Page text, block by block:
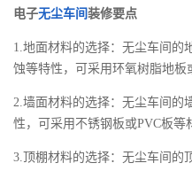
电子无尘车间装修要点
1.地面材料的选择：无尘车间的
蚀等特性，可采用环氧树脂地板
2.墙面材料的选择：无尘车间的
性，可采用不锈钢板或PVC板等
3.顶棚材料的选择：无尘车间的